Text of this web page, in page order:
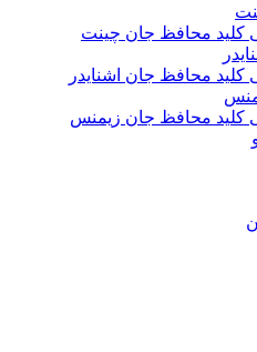
کلید محافظ جان چینت
کلید محافظ جان اشنایدر
کلید محافظ جان زیمنس